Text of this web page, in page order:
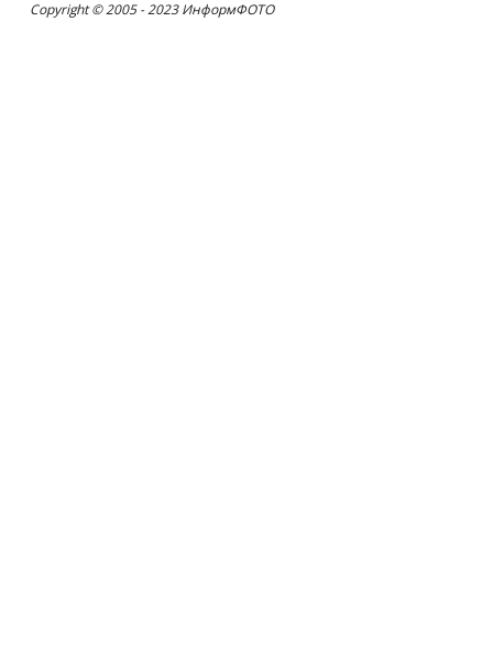
Copyright © 2005 - 2023 ИнформФОТО